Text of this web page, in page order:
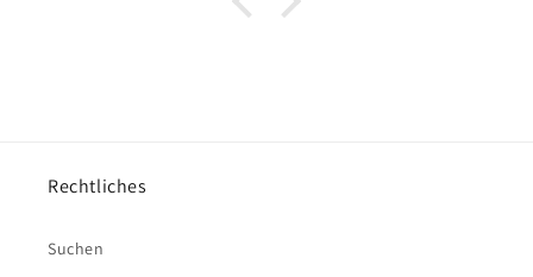
Rechtliches
Suchen